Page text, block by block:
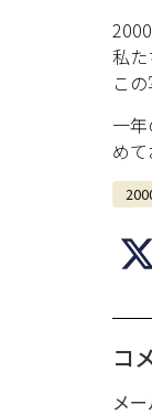
私
こ
一
め
コ
メ